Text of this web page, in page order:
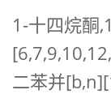
1-十四烷酮
二苯并